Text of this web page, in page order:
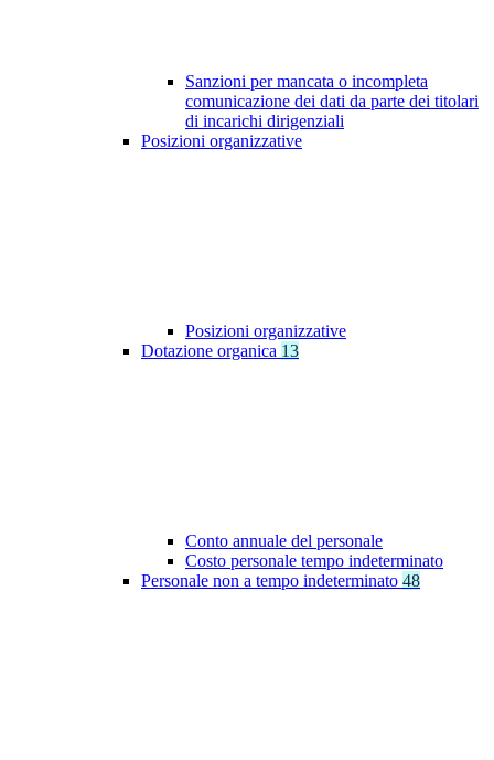
Sanzioni per mancata o incompleta
comunicazione dei dati da parte dei titolari
di incarichi dirigenziali
Posizioni organizzative
Posizioni organizzative
Dotazione organica 13
Conto annuale del personale
Costo personale tempo indeterminato
Personale non a tempo indeterminato 48